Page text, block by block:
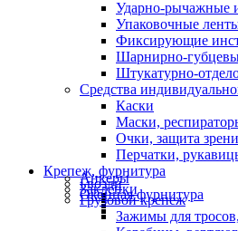
Ударно-рычажные
Упаковочные
Фиксирующие
Шарнирно-
Штукатурно-
Средства
Каски
Маски,
Очки, защита
Перчатки,
Крепеж, фурнитура
Анкеры
Гвозди
Заклепки
Оконная фурнитура
Грузовой крепеж
Зажимы для